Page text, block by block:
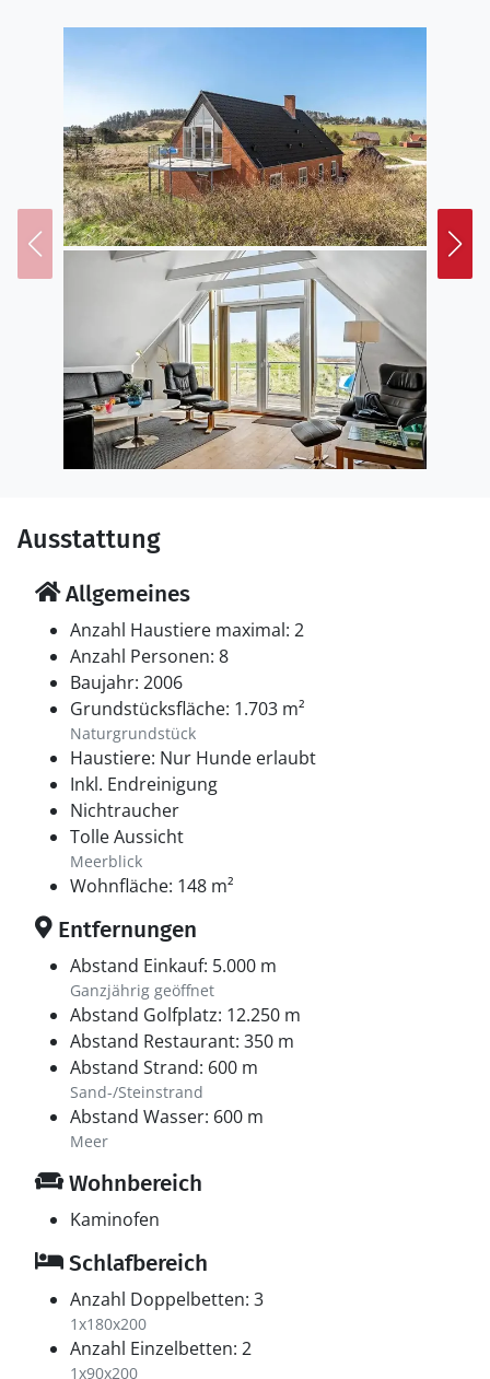
Ausstattung
Allgemeines
Anzahl Haustiere maximal: 2
Anzahl Personen: 8
Baujahr: 2006
Grundstücksfläche: 1.703 m²
Naturgrundstück
Haustiere: Nur Hunde erlaubt
Inkl. Endreinigung
Nichtraucher
Tolle Aussicht
Meerblick
Wohnfläche: 148 m²
Entfernungen
Abstand Einkauf: 5.000 m
Ganzjährig geöffnet
Abstand Golfplatz: 12.250 m
Abstand Restaurant: 350 m
Abstand Strand: 600 m
Sand-/Steinstrand
Abstand Wasser: 600 m
Meer
Wohnbereich
Kaminofen
Schlafbereich
Anzahl Doppelbetten: 3
1x180x200
Anzahl Einzelbetten: 2
1x90x200